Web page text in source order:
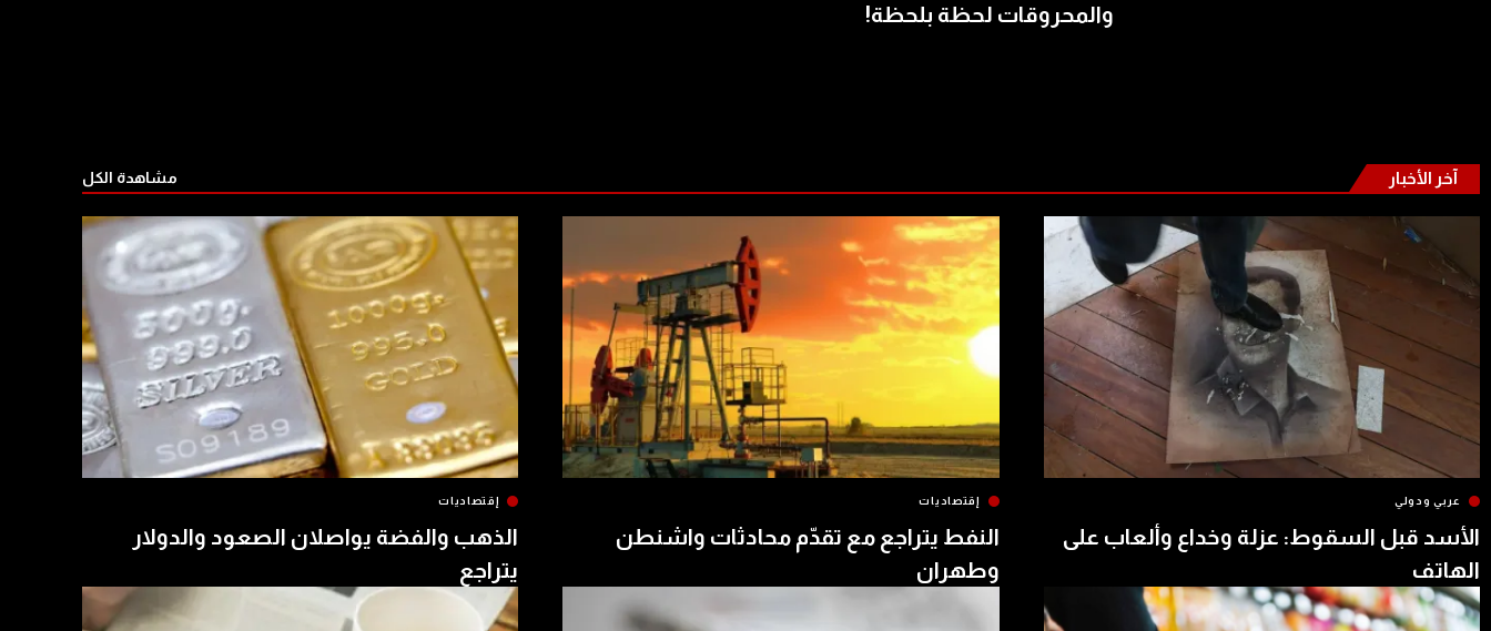
والمحروقات لحظة بلحظة!
آخر الأخبار مشاهدة الكل
عربي ودولي
الأسد قبل السقوط: عزلة وخداع وألعاب على
الهاتف
إقتصاديات
النفط يتراجع مع تقدّم محادثات واشنطن
وطهران
إقتصاديات
الذهب والفضة يواصلان الصعود والدولار
يتراجع